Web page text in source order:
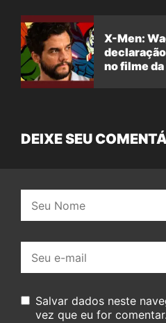
X-Men:
no filme
DEIXE SEU
mail:
Salvar dados neste
vez que eu for comentar.